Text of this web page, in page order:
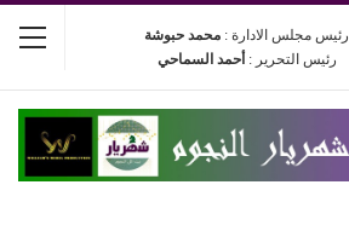
رئيس مجلس الادارة : محمد حبوشة
رئيس التحرير : أحمد السماحي